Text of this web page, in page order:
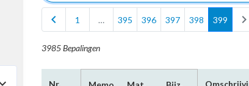
chevron_left
1 … 395 396 397 398 399 chevron_right
3985 Bepalingen
Nr.